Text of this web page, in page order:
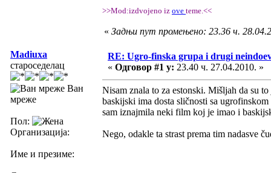
>>Mod:izdvojeno iz ove teme.<<
« Задњи пут промењено: 23.36 ч.
Madiuxa
староседелац
Ван
мреже
Пол:
Организација:
Име и презиме:
RE: Ugro-finska grupa i drugi
« Одговор #1 у: 23.40 ч. 27.04.2010. »
Nisam znala to za estonski. Mišljah da su
baskijski ima dosta sličnosti sa
sam iznajmila neki film koj je imao i
Nego, odakle ta strast prema tim nadasve